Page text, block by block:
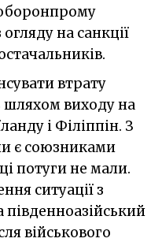
на санкції
втрату
шляхом виходу на
і Філіппін. З
є союзниками
потуги не мали.
ситуації з
військового